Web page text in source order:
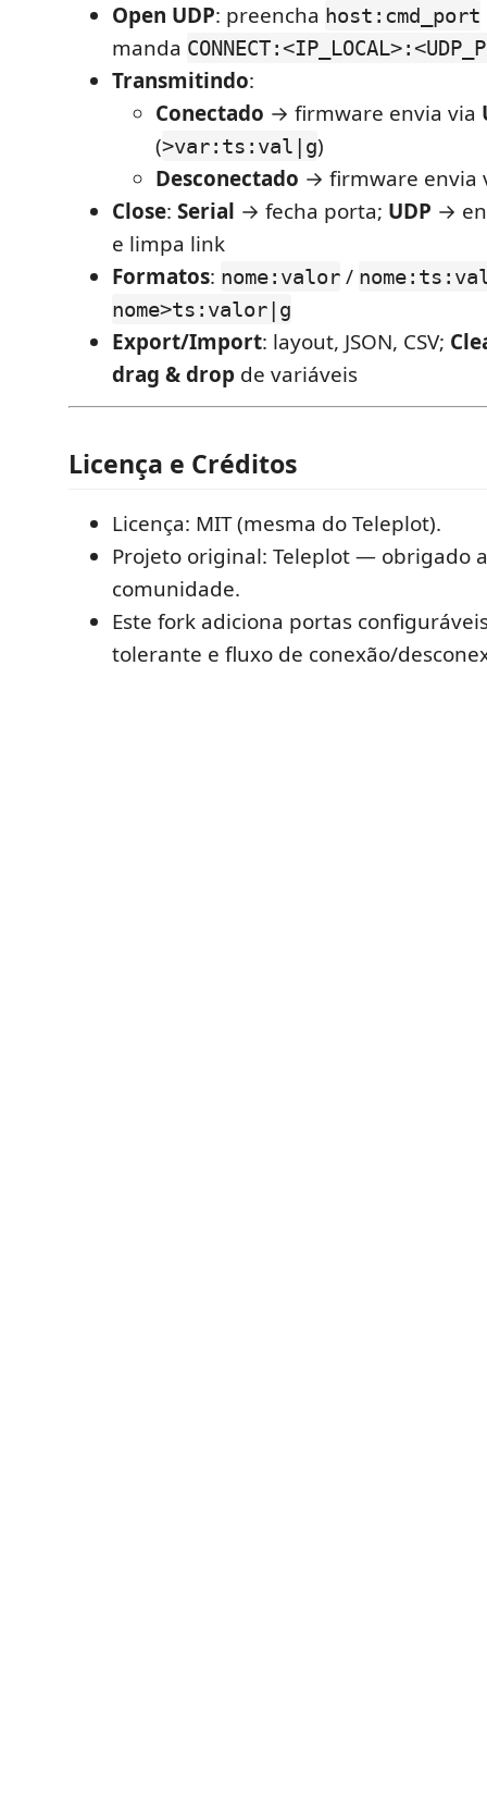
Open UDP: preencha host:cmd_port
manda
Transmitindo:
Conectado → firmware envia via
(>var:ts:val|g)
Desconectado → firmware envia
Close: Serial → fecha porta; UDP →
e limpa link
Formatos: nome:valor /
nome>ts:valor|g
Export/Import: layout, JSON, CSV;
drag & drop de variáveis
Licença e Créditos
Licença: MIT (mesma do Teleplot).
Projeto original: Teleplot — obrigado
comunidade.
Este fork adiciona portas
tolerante e fluxo de conexão/